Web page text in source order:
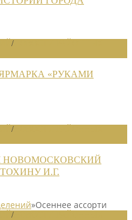
/
«РУКАМИ
/
НОВОМОСКОВСКИЙ
И.Г.
»Осеннее ассорти
/